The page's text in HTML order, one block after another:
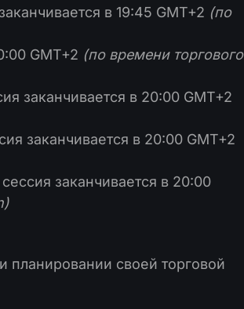
в 19:45 GMT+2 (по
GMT+2 (по времени торгового
заканчивается в 20:00 GMT+2
заканчивается в 20:00 GMT+2
сессия заканчивается в 20:00
планировании своей торговой